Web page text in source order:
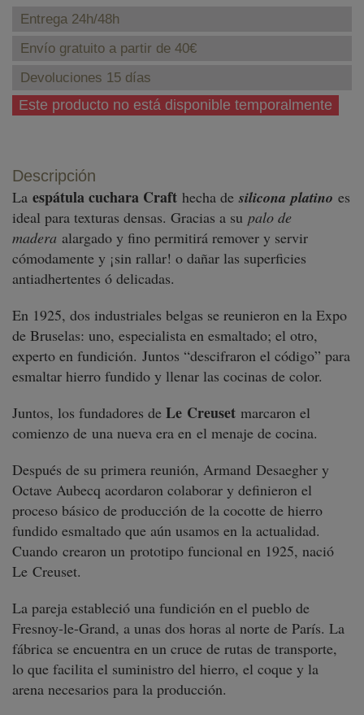
Entrega 24h/48h
Envío gratuito a partir de 40€
Devoluciones 15 días
Este producto no está disponible temporalmente
Descripción
La espátula cuchara Craft hecha desilicona platino es
ideal para texturas densas. Gracias a su palo de
madera alargado y fino permitirá remover y servir
cómodamente y ¡sin rallar! o dañar las superficies
antiadhertentes ó delicadas.
En 1925, dos industriales belgas se reunieron en la Expo
de Bruselas: uno, especialista en esmaltado; el otro,
experto en fundición. Juntos “descifraron el código” para
esmaltar hierro fundido y llenar las cocinas de color.
Juntos, los fundadores de Le Creuset marcaron el
comienzo de una nueva era en el menaje de cocina.
Después de su primera reunión, Armand Desaegher y
Octave Aubecq acordaron colaborar y definieron el
proceso básico de producción de la cocotte de hierro
fundido esmaltado que aún usamos en la actualidad.
Cuando crearon un prototipo funcional en 1925, nació
Le Creuset.
La pareja estableció una fundición en el pueblo de
Fresnoy-le-Grand, a unas dos horas al norte de París. La
fábrica se encuentra en un cruce de rutas de transporte,
lo que facilita el suministro del hierro, el coque y la
arena necesarios para la producción.